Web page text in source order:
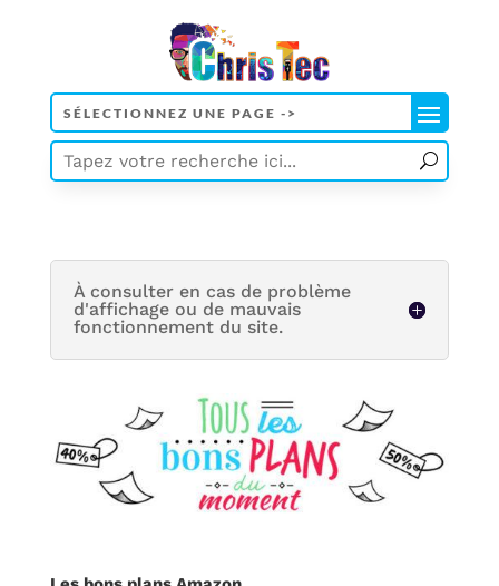
À consulter en cas de problème
d'affichage ou de mauvais
fonctionnement du site.